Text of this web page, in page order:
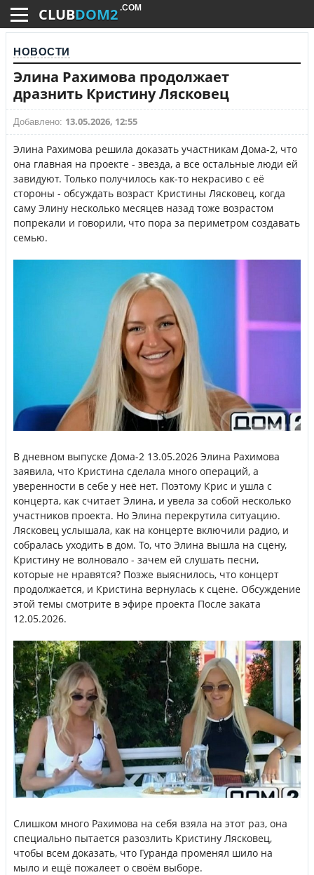
CLUBDOM2 .COM
НОВОСТИ
Элина Рахимова продолжает
дразнить Кристину Лясковец
Добавлено: 13.05.2026, 12:55
Элина Рахимова решила доказать участникам Дома-2, что
она главная на проекте - звезда, а все остальные люди ей
завидуют. Только получилось как-то некрасиво с её
стороны - обсуждать возраст Кристины Лясковец, когда
саму Элину несколько месяцев назад тоже возрастом
попрекали и говорили, что пора за периметром создавать
семью.
В дневном выпуске Дома-2 13.05.2026 Элина Рахимова
заявила, что Кристина сделала много операций, а
уверенности в себе у неё нет. Поэтому Крис и ушла с
концерта, как считает Элина, и увела за собой несколько
участников проекта. Но Элина перекрутила ситуацию.
Лясковец услышала, как на концерте включили радио, и
собралась уходить в дом. То, что Элина вышла на сцену,
Кристину не волновало - зачем ей слушать песни,
которые не нравятся? Позже выяснилось, что концерт
продолжается, и Кристина вернулась к сцене. Обсуждение
этой темы смотрите в эфире проекта После заката
12.05.2026.
Слишком много Рахимова на себя взяла на этот раз, она
специально пытается разозлить Кристину Лясковец,
чтобы всем доказать, что Гуранда променял шило на
мыло и ещё пожалеет о своём выборе.